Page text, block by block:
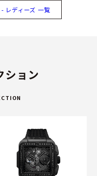
レディーズ 一覧
ション